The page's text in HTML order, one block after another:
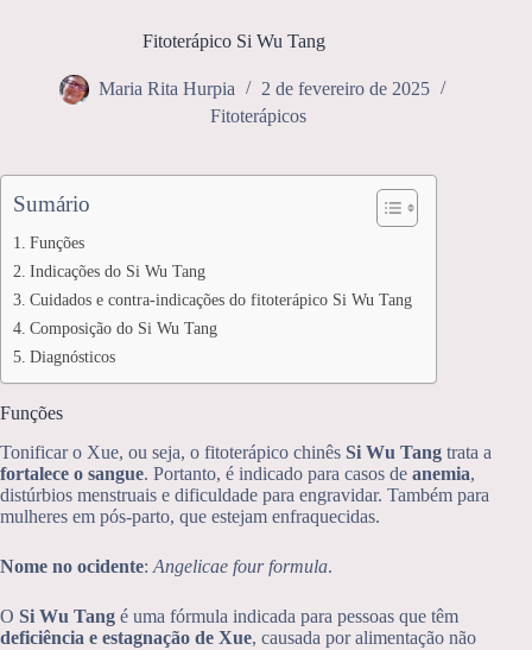
Fitoterápico Si Wu Tang
Maria Rita Hurpia
2 de fevereiro de 2025
Fitoterápicos
Sumário
Funções
Indicações do Si Wu Tang
Cuidados e contra-indicações do fitoterápico Si Wu Tang
Composição do Si Wu Tang
Diagnósticos
Funções
Tonificar o Xue, ou seja, o fitoterápico chinês Si Wu Tang trata a
fortalece o sangue. Portanto, é indicado para casos de anemia,
distúrbios menstruais e dificuldade para engravidar. Também para
mulheres em pós-parto, que estejam enfraquecidas.
Nome no ocidente: Angelicae four formula.
O Si Wu Tang é uma fórmula indicada para pessoas que têm
deficiência e estagnação de Xue, causada por alimentação não